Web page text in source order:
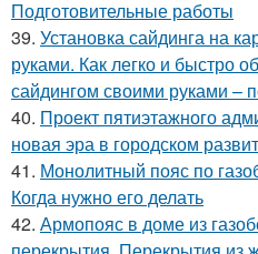
Подготовительные работы
39. Установка сайдинга на
руками. Как легко и быстро
сайдингом своими руками –
40. Проект пятиэтажного
новая эра в городском
41. Монолитный пояс по
Когда нужно его делать
42. Армопояс в доме из